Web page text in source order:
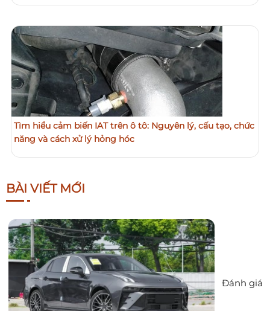
Tìm hiểu cảm biến IAT trên ô tô: Nguyên lý, cấu tạo, chức
năng và cách xử lý hỏng hóc
BÀI VIẾT MỚI
Đánh giá